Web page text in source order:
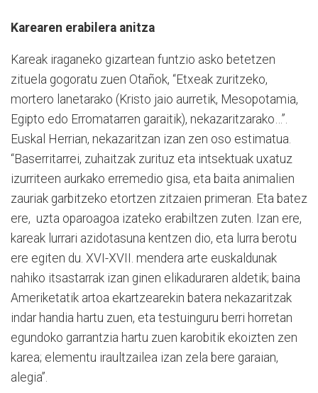
Karearen erabilera anitza
Kareak iraganeko gizartean funtzio asko betetzen
zituela gogoratu zuen Otañok, “Etxeak zuritzeko,
mortero lanetarako (Kristo jaio aurretik, Mesopotamia,
Egipto edo Erromatarren garaitik), nekazaritzarako…”.
Euskal Herrian, nekazaritzan izan zen oso estimatua.
“Baserritarrei, zuhaitzak zurituz eta intsektuak uxatuz
izurriteen aurkako erremedio gisa, eta baita animalien
zauriak garbitzeko etortzen zitzaien primeran. Eta batez
ere, uzta oparoagoa izateko erabiltzen zuten. Izan ere,
kareak lurrari azidotasuna kentzen dio, eta lurra berotu
ere egiten du. XVI-XVII. mendera arte euskaldunak
nahiko itsastarrak izan ginen elikaduraren aldetik; baina
Ameriketatik artoa ekartzearekin batera nekazaritzak
indar handia hartu zuen, eta testuinguru berri horretan
egundoko garrantzia hartu zuen karobitik ekoizten zen
karea; elementu iraultzailea izan zela bere garaian,
alegia”.